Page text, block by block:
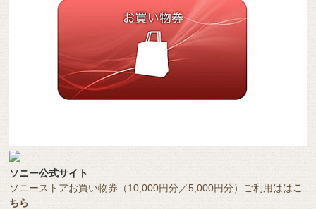
ソニー公式サイト
ソニーストアお買い物券（10,000円分／5,000円分）ご利用ははこ
ちら